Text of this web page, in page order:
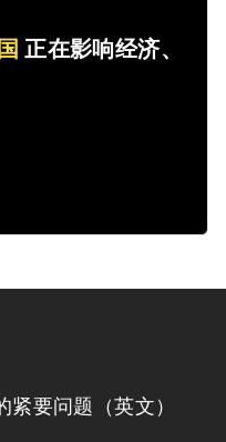
正在影响经济、
要问题（英文）